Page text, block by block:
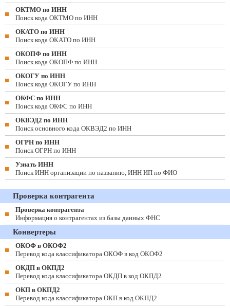
ОКТМО по ИНН
Поиск кода ОКТМО по ИНН
ОКАТО по ИНН
Поиск кода ОКАТО по ИНН
ОКОПФ по ИНН
Поиск кода ОКОПФ по ИНН
ОКОГУ по ИНН
Поиск кода ОКОГУ по ИНН
ОКФС по ИНН
Поиск кода ОКФС по ИНН
ОКВЭД2 по ИНН
Поиск основного кода ОКВЭД2 по ИНН
ОГРН по ИНН
Поиск ОГРН по ИНН
Узнать ИНН
Поиск ИНН организации по названию, ИНН ИП по ФИО
Проверка контрагента
Проверка контрагента
Информация о контрагентах из базы данных ФНС
Конвертеры
ОКОФ в ОКОФ2
Перевод кода классификатора ОКОФ в код ОКОФ2
ОКДП в ОКПД2
Перевод кода классификатора ОКДП в код ОКПД2
ОКП в ОКПД2
Перевод кода классификатора ОКП в код ОКПД2